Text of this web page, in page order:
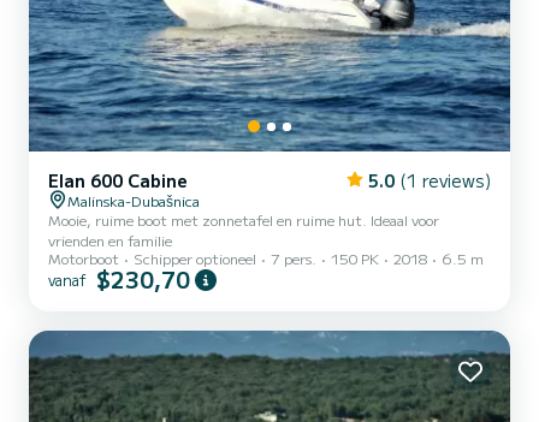
Elan 600 Cabine 5.0 (1 reviews)
Malinska-Dubašnica
Mooie, ruime boot met zonnetafel en ruime hut. Ideaal voor
vrienden en familie
Motorboot
Schipper optioneel 7 pers. 150 PK 2018 6.5 m
vanaf $230,70